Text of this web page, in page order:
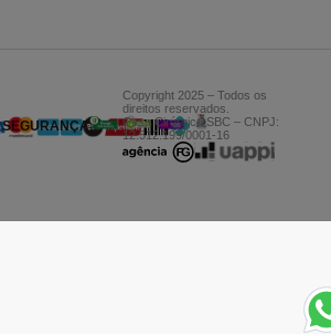
SEGURANÇA
Copyright 2025 – Todos os
direitos reservados.
Casa Cirúrgica SBC – CNPJ:
12.512.199/0001-16